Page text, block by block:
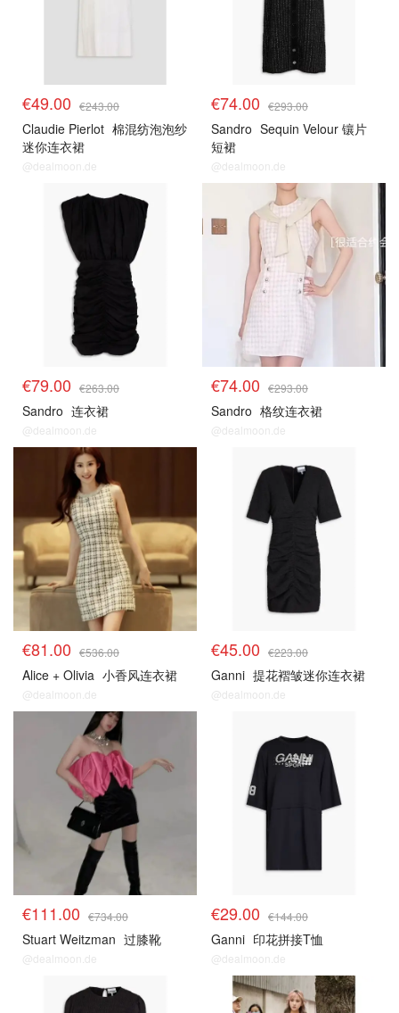
€49.00 €243.00
Claudie Pierlot 棉混纺泡泡纱
迷你连衣裙
@dealmoon.de
€74.00 €293.00
Sandro Sequin Velour 镶片
短裙
@dealmoon.de
€79.00 €263.00
Sandro 连衣裙
@dealmoon.de
€74.00 €293.00
Sandro 格纹连衣裙
@dealmoon.de
€81.00 €536.00
Alice + Olivia 小香风连衣裙
@dealmoon.de
€45.00 €223.00
Ganni 提花褶皱迷你连衣裙
@dealmoon.de
€111.00 €734.00
Stuart Weitzman 过膝靴
@dealmoon.de
€29.00 €144.00
Ganni 印花拼接T恤
@dealmoon.de